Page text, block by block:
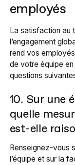
employés
La satisfaction au
l’engagement
rend vos
de votre équipe
questions
10. Sur une
quelle
est-elle
Renseignez-vous
l’équipe et sur la